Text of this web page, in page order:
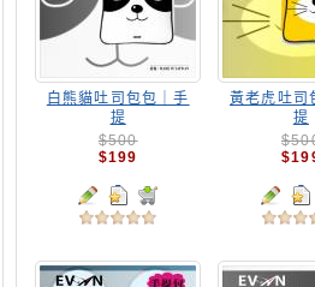
白熊貓吐司包包｜手
提
$500
$199
黃老虎吐司
提